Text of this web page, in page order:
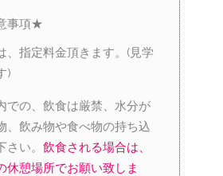
事項★
、指定料金頂きます。(見学
)
での、飲食は厳禁、水分が
、飲み物や食べ物の持ち込
い。 飲食される場合は、
休憩場所でお願い致しま